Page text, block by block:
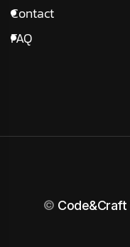
Contact
FAQ
© Code&Craft